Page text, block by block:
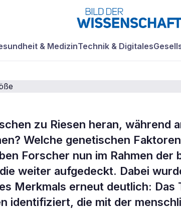
& MedizinTechnik & Digitales
in die
zu Riesen heran, während
Welche genetischen
Forscher nun im Rahmen der
weiter aufgedeckt. Dabei
Merkmals erneut deutlich: Das
identifiziert, die mit der